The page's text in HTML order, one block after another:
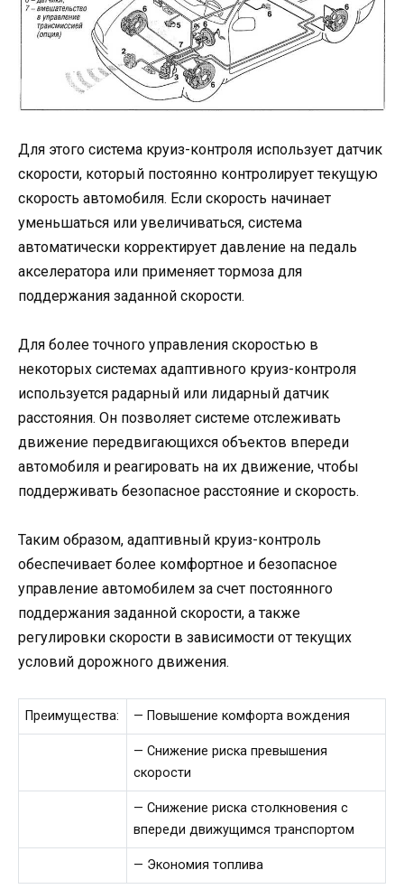
Для этого система круиз-контроля использует датчик
скорости, который постоянно контролирует текущую
скорость автомобиля. Если скорость начинает
уменьшаться или увеличиваться, система
автоматически корректирует давление на педаль
акселератора или применяет тормоза для
поддержания заданной скорости.
Для более точного управления скоростью в
некоторых системах адаптивного круиз-контроля
используется радарный или лидарный датчик
расстояния. Он позволяет системе отслеживать
движение передвигающихся объектов впереди
автомобиля и реагировать на их движение, чтобы
поддерживать безопасное расстояние и скорость.
Таким образом, адаптивный круиз-контроль
обеспечивает более комфортное и безопасное
управление автомобилем за счет постоянного
поддержания заданной скорости, а также
регулировки скорости в зависимости от текущих
условий дорожного движения.
Преимущества: — Повышение комфорта вождения
— Снижение риска превышения
скорости
— Снижение риска столкновения с
впереди движущимся транспортом
— Экономия топлива